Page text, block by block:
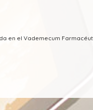
el Vademecum